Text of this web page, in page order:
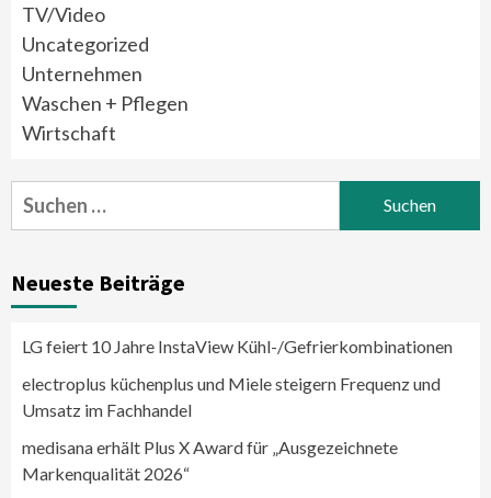
TV/Video
Uncategorized
Unternehmen
Waschen + Pflegen
Wirtschaft
Suchen
nach:
Neueste Beiträge
LG feiert 10 Jahre InstaView Kühl-/Gefrierkombinationen
electroplus küchenplus und Miele steigern Frequenz und
Umsatz im Fachhandel
medisana erhält Plus X Award für „Ausgezeichnete
Markenqualität 2026“